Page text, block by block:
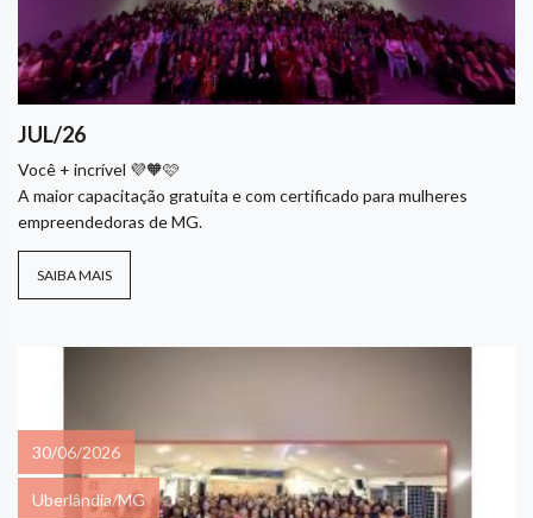
JUL/26
Você + incrível 💜🧡🩷
A maior capacitação gratuita e com certificado para mulheres
empreendedoras de MG.
SAIBA MAIS
30/06/2026
Uberlândia/MG